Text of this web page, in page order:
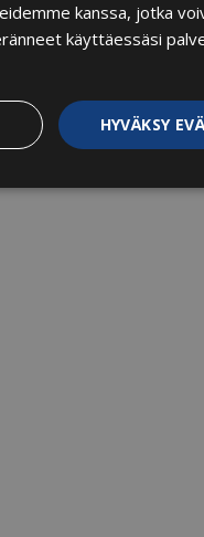
kanssa, jotka
käyttäessäsi
HYVÄKSY